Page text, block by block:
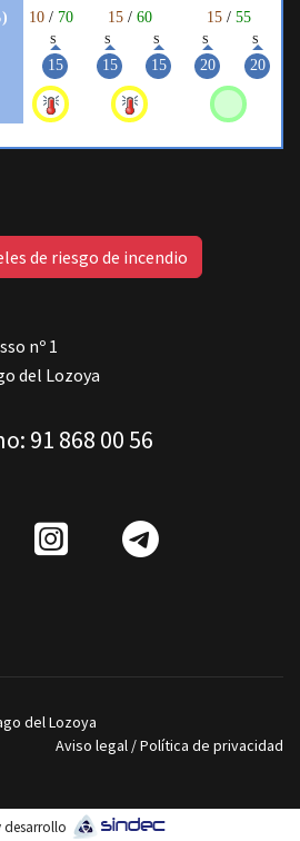
de riesgo de incendio
nº 1
del Lozoya
91 868 00 56
IG
del Lozoya
Aviso legal /Política de privacidad
desarrollo